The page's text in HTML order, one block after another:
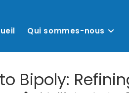
Qui sommes-nous
Bipoly: